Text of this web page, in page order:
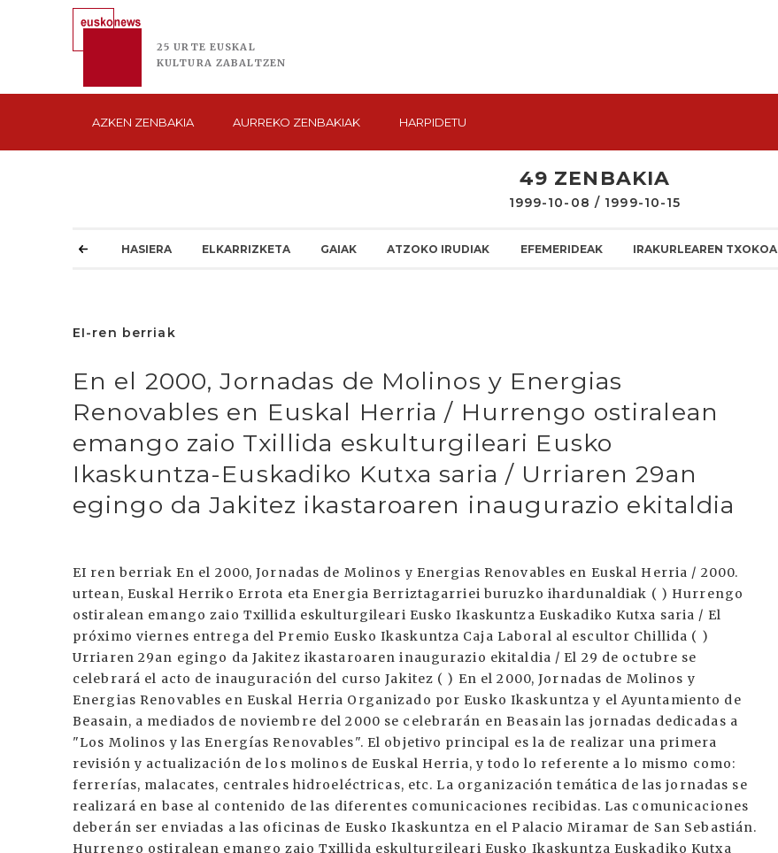
25 URTE EUSKAL
KULTURA ZABALTZEN
AZKEN ZENBAKIA AURREKO ZENBAKIAK HARPIDETU
49 ZENBAKIA
1999-10-08 / 1999-10-15
HASIERA ELKARRIZKETA GAIAK ATZOKO IRUDIAK EFEMERIDEAK IRAKURLEAREN TXOKOA
EI-ren berriak
En el 2000, Jornadas de Molinos y Energias
Renovables en Euskal Herria / Hurrengo ostiralean
emango zaio Txillida eskulturgileari Eusko
Ikaskuntza-Euskadiko Kutxa saria / Urriaren 29an
egingo da Jakitez ikastaroaren inaugurazio ekitaldia
EI ren berriak En el 2000, Jornadas de Molinos y Energias Renovables en Euskal Herria / 2000.
urtean, Euskal Herriko Errota eta Energia Berriztagarriei buruzko ihardunaldiak ( ) Hurrengo
ostiralean emango zaio Txillida eskulturgileari Eusko Ikaskuntza Euskadiko Kutxa saria / El
próximo viernes entrega del Premio Eusko Ikaskuntza Caja Laboral al escultor Chillida ( )
Urriaren 29an egingo da Jakitez ikastaroaren inaugurazio ekitaldia / El 29 de octubre se
celebrará el acto de inauguración del curso Jakitez ( ) En el 2000, Jornadas de Molinos y
Energias Renovables en Euskal Herria Organizado por Eusko Ikaskuntza y el Ayuntamiento de
Beasain, a mediados de noviembre del 2000 se celebrarán en Beasain las jornadas dedicadas a
"Los Molinos y las Energías Renovables". El objetivo principal es la de realizar una primera
revisión y actualización de los molinos de Euskal Herria, y todo lo referente a lo mismo como:
ferrerías, malacates, centrales hidroeléctricas, etc. La organización temática de las jornadas se
realizará en base al contenido de las diferentes comunicaciones recibidas. Las comunicaciones
deberán ser enviadas a las oficinas de Eusko Ikaskuntza en el Palacio Miramar de San Sebastián.
Hurrengo ostiralean emango zaio Txillida eskulturgileari Eusko Ikaskuntza Euskadiko Kutxa